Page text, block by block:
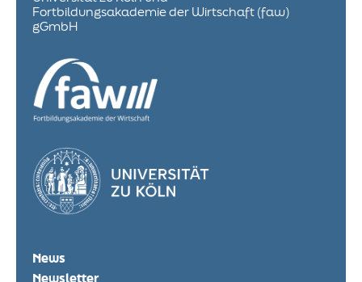
Fortbildungsakademie der Wirtschaft (faw)
gGmbH
News
Newsletter